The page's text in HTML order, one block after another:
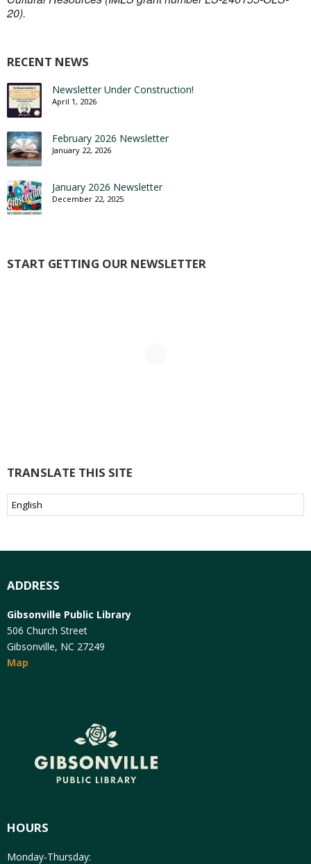
20).
RECENT NEWS
Newsletter Under Construction!
April 1, 2026
February 2026 Newsletter
January 22, 2026
January 2026 Newsletter
December 22, 2025
START GETTING OUR NEWSLETTER
TRANSLATE THIS SITE
ADDRESS
Gibsonville Public Library
506 Church Street
Gibsonville, NC 27249
Map
HOURS
Monday-Thursday: